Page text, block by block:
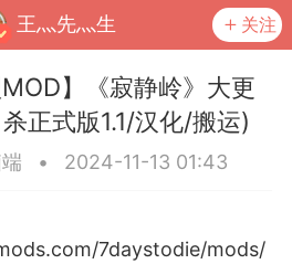
王灬先灬生 关注
MOD】《寂静岭》大更
正式版1.1/汉化/搬运)
• 2024-11-13 01:43
7daystodie/mods/